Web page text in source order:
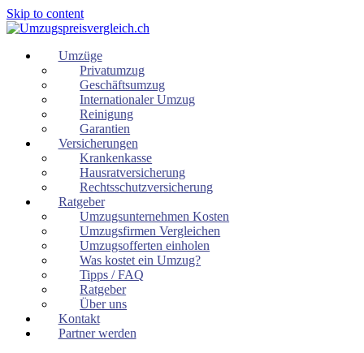
Skip to content
Umzüge
Privatumzug
Geschäftsumzug
Internationaler Umzug
Reinigung
Garantien
Versicherungen
Krankenkasse
Hausratversicherung
Rechtsschutzversicherung
Ratgeber
Umzugsunternehmen Kosten
Umzugsfirmen Vergleichen
Umzugsofferten einholen
Was kostet ein Umzug?
Tipps / FAQ
Ratgeber
Über uns
Kontakt
Partner werden